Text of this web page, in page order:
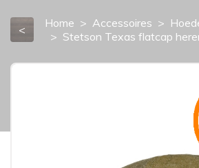
< Home Accessoires
Stetson Texas flatcap